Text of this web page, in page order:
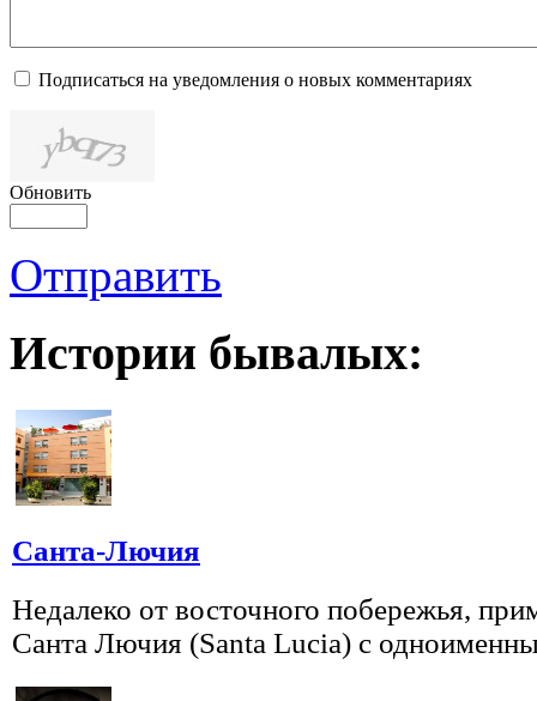
Подписаться на уведомления о новых комментариях
Обновить
Отправить
Истории бывалых:
Санта-Лючия
Недалеко от восточного побережья,
Санта Лючия (Santa Lucia) с